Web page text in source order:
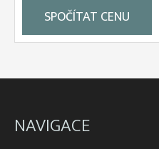
SPOČÍTAT CENU
NAVIGACE